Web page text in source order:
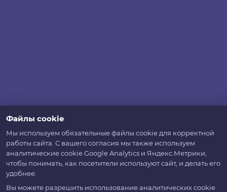
Файлы cookie
Мы используем обязательные файлы cookie для корректной
работы сайта. С вашего согласия мы также используем
аналитические cookie Google Analytics и Яндекс.Метрики,
чтобы понимать, как посетители используют сайт, и делать его
удобнее.
Вы можете разрешить использование аналитических cookie